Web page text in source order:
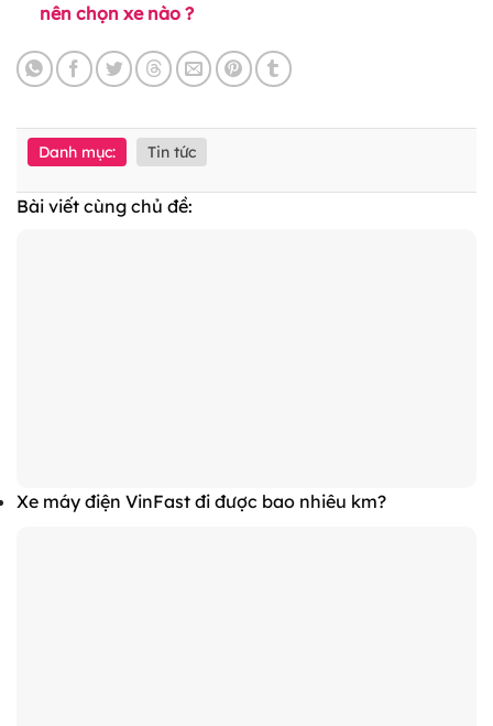
nên chọn xe nào ?
Danh mục: Tin tức
Bài viết cùng chủ đề:
Xe máy điện VinFast đi được bao nhiêu km?